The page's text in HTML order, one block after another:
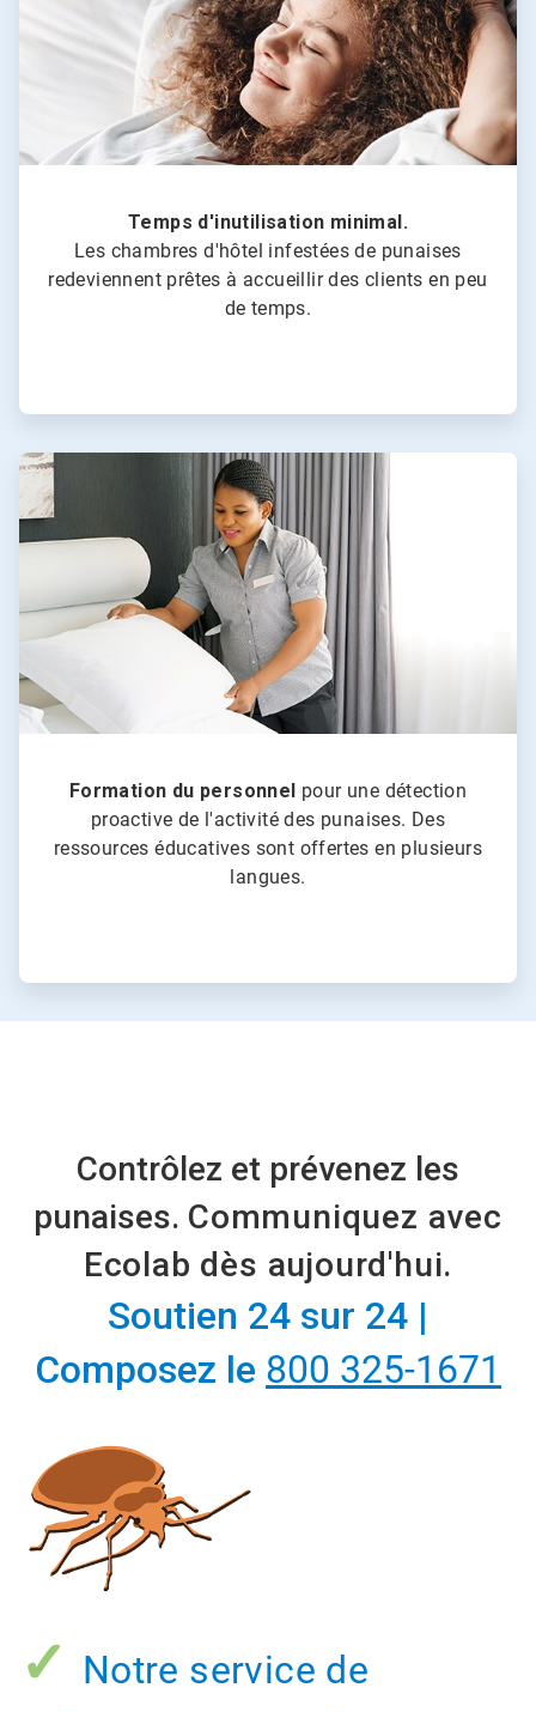
Temps d'inutilisation minimal.
Les chambres d'hôtel infestées de punaises
redeviennent prêtes à accueillir des clients en peu
de temps.
4
de
4
Formation du personnel pour une détection
proactive de l'activité des punaises. Des
ressources éducatives sont offertes en plusieurs
langues.​​​​​​​
Contrôlez et prévenez les
punaises​​​​​​​. Communiquez avec
Ecolab dès aujourd'hui.
Soutien 24 sur 24 |
Composez le 800 325-1671
✓ Notre service de